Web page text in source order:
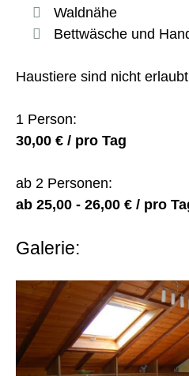
Waldnähe
Bettwäsche und
Haustiere sind nicht
1 Person:
30,00 € / pro Tag
ab 2 Personen:
ab 25,00 - 26,00 € / pro
Galerie: